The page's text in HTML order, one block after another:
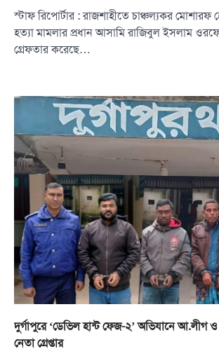
স্টাফ রিপোর্টার : রাজশাহীতে চাঞ্চল্যকর মোশারফ
হত্যা মামলার প্রধান আসামি রাজিবুল ইসলাম
গ্রেফতার করেছে…
দুর্গাপুরে ‘ডেভিল হান্ট ফেজ-২’ অভিযানে আ.লীগ ও
নেতা গ্রেপ্তার